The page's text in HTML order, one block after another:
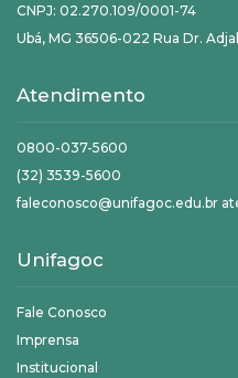
CNPJ: 02.270.109/0001-74
Ubá, MG 36506-022 Rua Dr.
Atendimento
0800-037-5600
(32) 3539-5600
faleconosco@unifagoc.edu.br
Unifagoc
Fale Conosco
Imprensa
Institucional